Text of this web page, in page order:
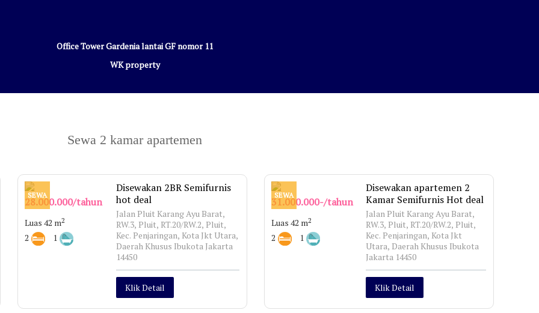
Office Tower Gardenia lantai GF nomor 11
WK property
Sewa 2 kamar apartemen
SEWA
28.000.000/tahun
Luas 42 m2
2 1
Disewakan 2BR Semifurnis
hot deal
Jalan Pluit Karang Ayu Barat,
RW.3, Pluit, RT.20/RW.2, Pluit,
Kec. Penjaringan, Kota Jkt Utara,
Daerah Khusus Ibukota Jakarta
14450
Klik Detail
SEWA
31.000.000-/tahun
Luas 42 m2
2 1
Disewakan apartemen 2
Kamar Semifurnis Hot deal
Jalan Pluit Karang Ayu Barat,
RW.3, Pluit, RT.20/RW.2, Pluit,
Kec. Penjaringan, Kota Jkt
Utara, Daerah Khusus Ibukota
Jakarta 14450
Klik Detail